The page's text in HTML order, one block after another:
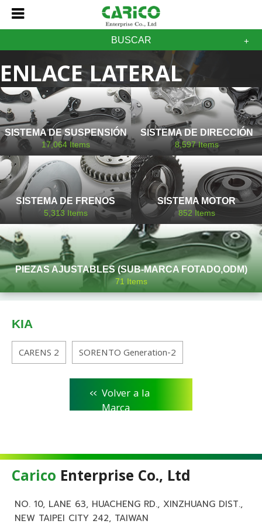
BUSCAR
ENLACE LATERAL
AJUSTABLE KIA
SISTEMA DE SUSPENSIÓN
17,064Items
SISTEMA DE DIRECCIÓN
8,597Items
SISTEMA DE FRENOS
5,313 Items
SISTEMA MOTOR
852 Items
PIEZAS AJUSTABLES (SUB-MARCA FOTADO,ODM)
71Items
KIA
CARENS 2 SORENTO Generation-2
<< Volver a la
Marca
Carico Enterprise Co., Ltd
NO. 10, LANE 63, HUACHENG RD., XINZHUANG DIST.,
NEW TAIPEI CITY 242, TAIWAN